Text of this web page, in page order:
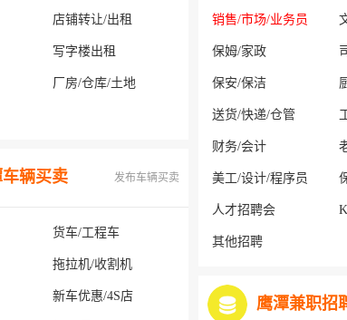
店铺转让/出租
写字楼出租
厂房/仓库/土地
辆买卖 发布车辆买卖
货车/工程车
拖拉机/收割机
新车优惠/4S店
销售/市场/业务员
保姆/家政
保安/保洁
送货/快递/仓管
财务/会计
美工/设计/程序员
人才招聘会
其他招聘
鹰潭兼职招